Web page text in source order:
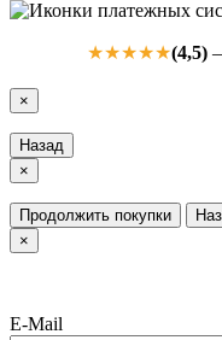
★★★★★(4,5)—
×
Назад
×
Продолжить покупки
×
E-Mail